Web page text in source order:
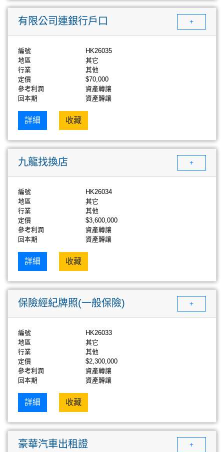
有限公司連銀行戶口 +
編號
HK26035
地區
其它
行業
其他
定價
$70,000
參考利潤
資產轉讓
回本期
資產轉讓
詳細 收藏
九龍找換店 +
編號
HK26034
地區
其它
行業
其他
定價
$3,600,000
參考利潤
資產轉讓
回本期
資產轉讓
詳細 收藏
保險經紀牌照(一般保險) +
編號
HK26033
地區
其它
行業
其他
定價
$2,300,000
參考利潤
資產轉讓
回本期
資產轉讓
詳細 收藏
豪華汽車出租證 +